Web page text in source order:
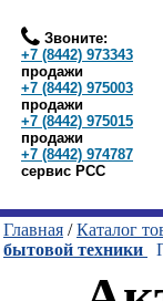
Звоните:
+7 (8442) 973343
продажи
+7 (8442) 975003
продажи
+7 (8442) 975015
продажи
+7 (8442) 974787
сервис РСС
Главная /Каталог
бытовой техники